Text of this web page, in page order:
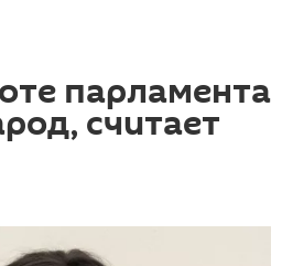
парламента
считает